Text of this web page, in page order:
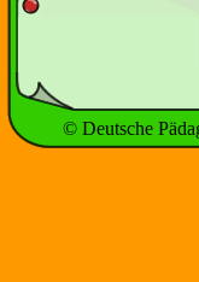
© Deutsche